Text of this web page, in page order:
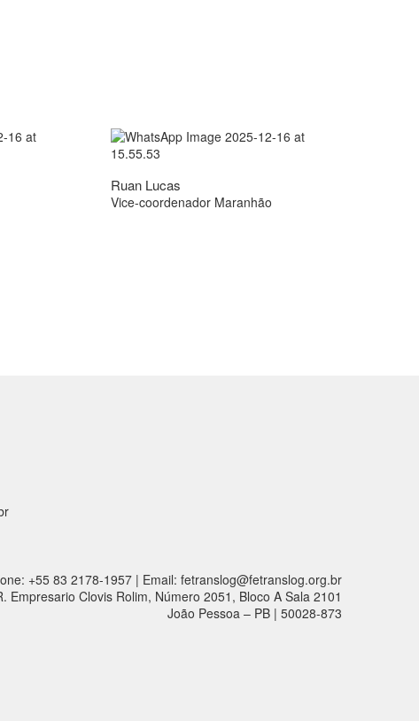
Ruan Lucas
Vice-coordenador Maranhão
+55 83 2178-1957 | Email: fetranslog@fetranslog.org.br
Empresario Clovis Rolim, Número 2051, Bloco A Sala 2101
João Pessoa – PB | 50028-873